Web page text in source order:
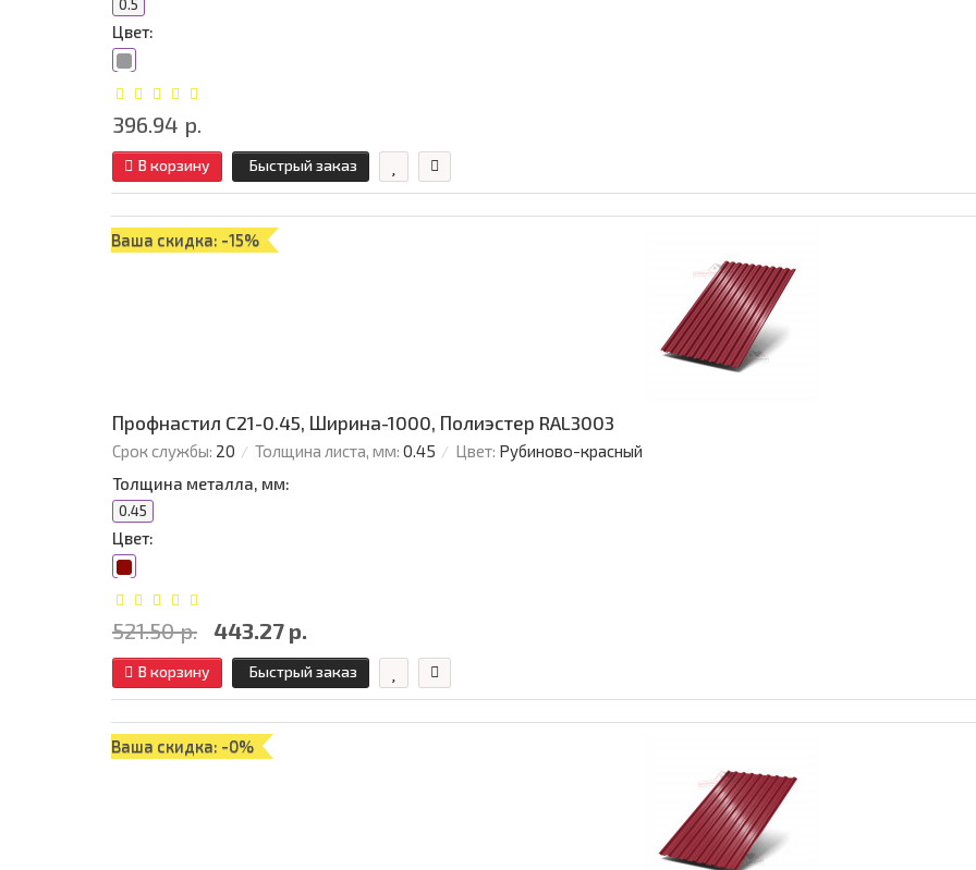
0.5
Цвет:
396.94 р.
В корзину Быстрый заказ
Ваша скидка: -15%
Профнастил C21-0.45, Ширина-1000, Полиэстер RAL3003
Срок службы: 20 Толщина листа, мм: 0.45 Цвет: Рубиново-красный
Толщина металла, мм:
0.45
Цвет:
521.50 р. 443.27 р.
В корзину Быстрый заказ
Ваша скидка: -0%